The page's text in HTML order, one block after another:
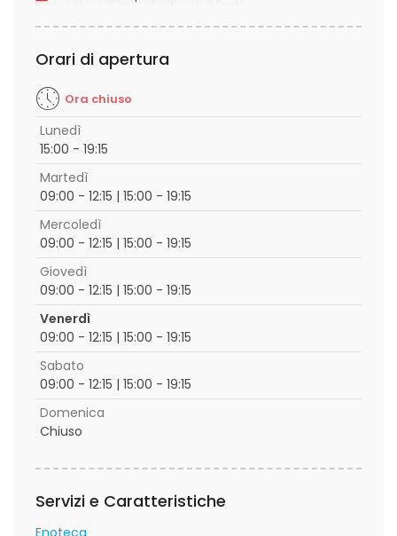
Orari di apertura
Ora chiuso
Lunedì
15:00 - 19:15
Martedì
09:00 - 12:15 | 15:00 - 19:15
Mercoledì
09:00 - 12:15 | 15:00 - 19:15
Giovedì
09:00 - 12:15 | 15:00 - 19:15
Venerdì
09:00 - 12:15 | 15:00 - 19:15
Sabato
09:00 - 12:15 | 15:00 - 19:15
Domenica
Chiuso
Servizi e Caratteristiche
Enoteca